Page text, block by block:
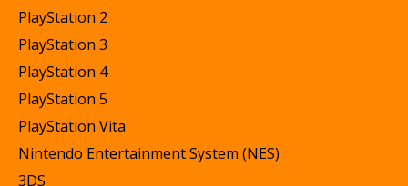
PlayStation 2
PlayStation 3
PlayStation 4
PlayStation 5
PlayStation Vita
Nintendo Entertainment System (NES)
3DS